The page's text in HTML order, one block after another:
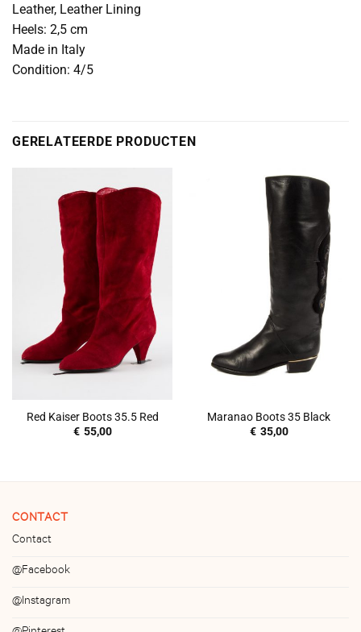
Leather, Leather Lining
Heels: 2,5 cm
Made in Italy
Condition: 4/5
GERELATEERDE PRODUCTEN
Red Kaiser Boots 35.5 Red
€ 55,00
Maranao Boots 35 Black
€ 35,00
CONTACT
Contact
@Facebook
@Instagram